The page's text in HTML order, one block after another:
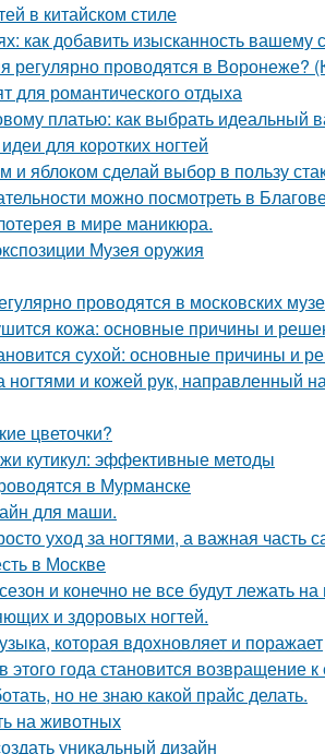
в китайском стиле
как добавить изысканность вашему
регулярно проводятся в Воронеже?
для романтического отдыха
платью: как выбрать идеальный
для коротких ногтей
яблоком сделай выбор в пользу
можно посмотреть в
в мире маникюра.
Музея оружия
проводятся в московских
кожа: основные причины и
сухой: основные причины и
ногтями и кожей рук, направленный
цветочки?
кутикул: эффективные методы
в Мурманске
для маши.
уход за ногтями, а важная часть
в Москве
и конечно не все будут лежать
и здоровых ногтей.
которая вдохновляет и поражает
года становится возвращение к
но не знаю какой прайс делать.
на животных
уникальный дизайн